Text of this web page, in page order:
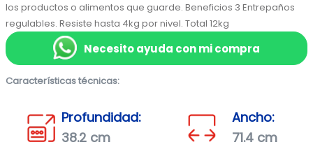
los productos o alimentos que guarde. Beneficios 3 Entrepaños
regulables. Resiste hasta 4kg por nivel. Total 12kg
Necesito ayuda con mi compra
Características técnicas:
Profundidad:
38.2 cm
Ancho:
71.4 cm